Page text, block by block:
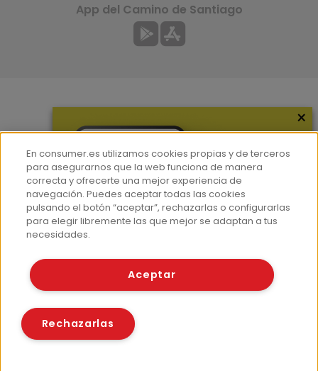
Hemeroteca
Contacto
Prensa
Corpus Lingüístico Consumer
App del Camino de Santiago
© Fundación EROSKI
Políticas de cookies
×
En consumer.es utilizamos cookies propias y de terceros
para asegurarnos que la web funciona de manera
correcta y ofrecerte una mejor experiencia de
navegación. Puedes aceptar todas las cookies
pulsando el botón “aceptar”, rechazarlas o configurarlas
para elegir libremente las que mejor se adaptan a tus
necesidades.
Aceptar
Rechazarlas